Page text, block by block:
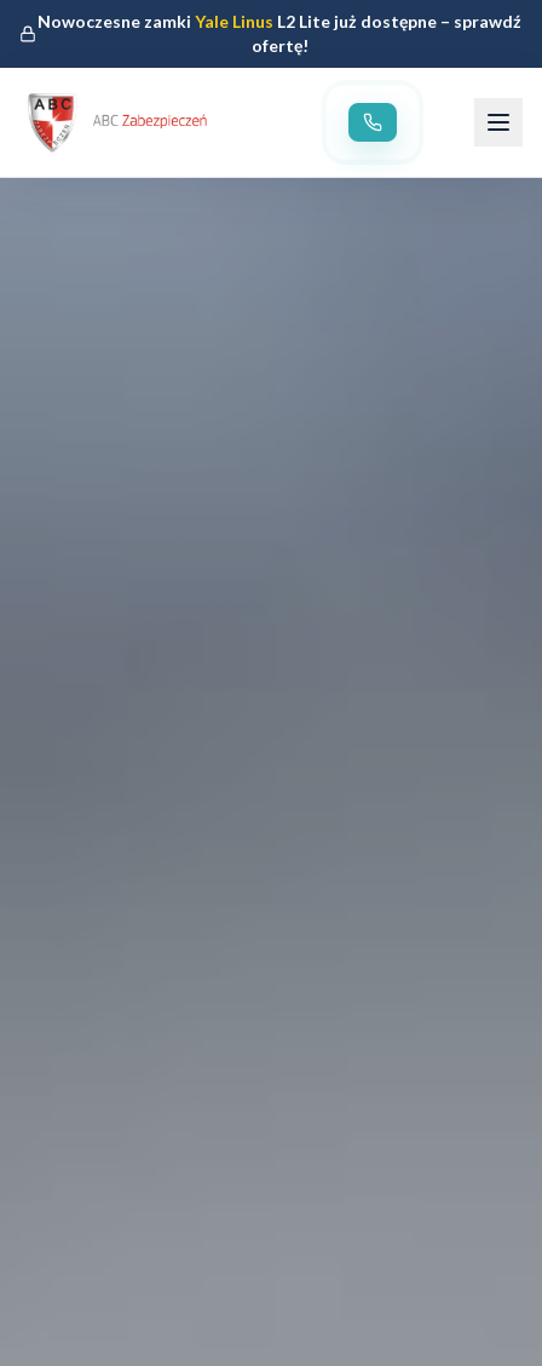
Nowoczesne zamkiYale Linus L2 Lite już dostępne – sprawdź
ofertę!